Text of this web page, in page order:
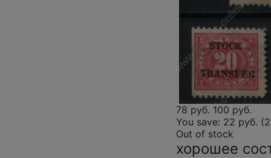
78 руб. 100 руб.
You save: 22 руб.
Out of stock
хорошее